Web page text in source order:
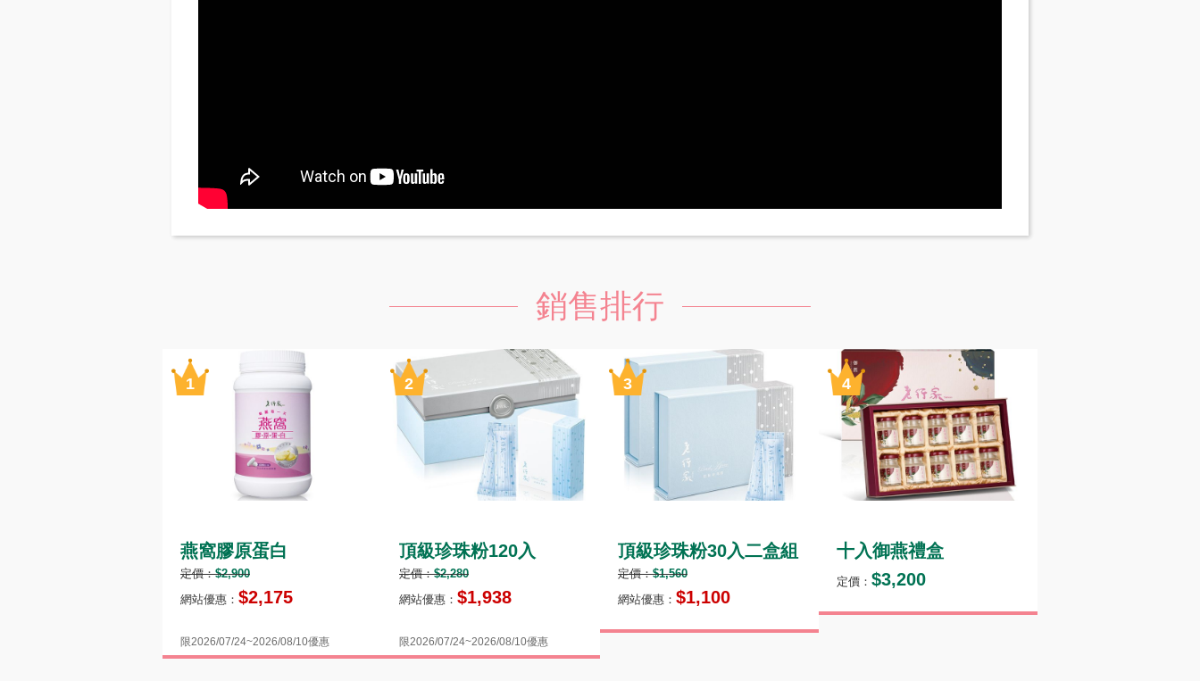
銷售排行
燕窩膠原蛋白
定價：$2,900
網站優惠： $2,175
限2026/07/24~2026/08/10優惠
頂級珍珠粉120入
定價：$2,280
網站優惠： $1,938
限2026/07/24~2026/08/10優惠
頂級珍珠粉30入二盒組
定價：$1,560
網站優惠： $1,100
十入御燕禮盒
定價： $3,200